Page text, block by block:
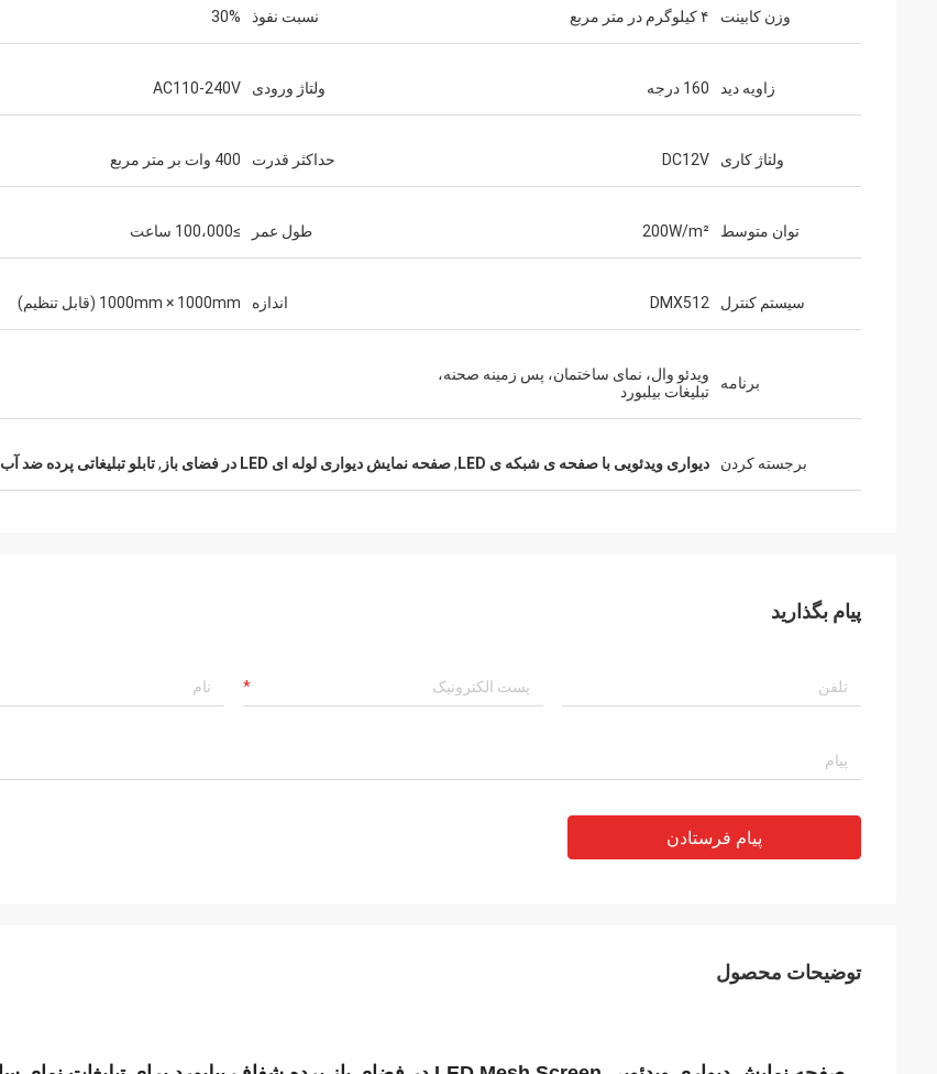
وزن کابینت ۴ کیلوگرم در متر مربع نسبت نفوذ 30%
زاویه دید 160 درجه ولتاژ ورودی AC110-240V
ولتاژ کاری DC12V حداکثر قدرت 400 وات بر متر مربع
توان متوسط 200W/m² طول عمر ≥100،000 ساعت
سیستم کنترل DMX512 اندازه 1000mm × 1000mm (قابل تنظیم)
برنامه
ویدئو وال، نمای ساختمان، پس زمینه صحنه،
تبلیغات بیلبورد
برجسته کردن دیواری ویدئویی با صفحه ی شبکه ی LED ,صفحه نمایش دیواری لوله ای LED در فضای باز ,تابلو تبلیغاتی پرده ضد آب LED
پیام بگذارید
پیام فرستادن
توضیحات محصول